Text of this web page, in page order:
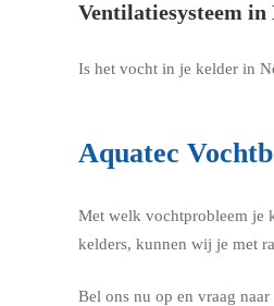
Ventilatiesysteem in
Is het vocht in je kelder in
Aquatec
Met welk vochtprobleem je
kelders, kunnen wij je met
Bel ons nu op en vraag